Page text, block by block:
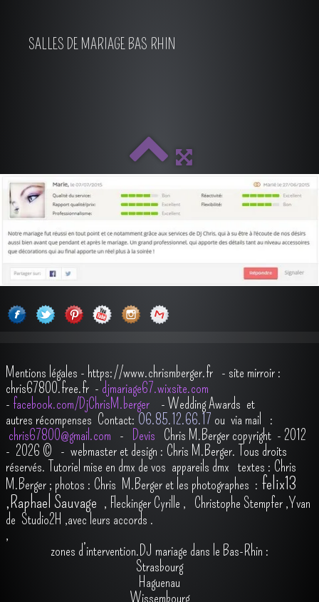
SALLES DE MARIAGE BAS RHIN
Mentions légales - https://www.chrismberger.fr - site mirroir :
chris67800.free.fr - djmariage67.wixsite.com
- facebook.com/DjChrisM.berger - Wedding Awards et
autres récompenses Contact: O6.85.12.66.17 ou via mail :
chris67800@gmail.com - Devis Chris M.Berger copyright - 2012
- 2026 © - webmaster et design : Chris M.Berger. Tous droits
réservés. Tutoriel mise en dmx de vos appareils dmx textes : Chris
M.Berger ; photos : Chris M.Berger et les photographes : felix13
,Raphael Sauvage , Fleckinger Cyrille , Christophe Stempfer ,Yvan
de Studio2H ,avec leurs accords .
,
zones d’intervention.DJ mariage dans le Bas-Rhin :
Strasbourg
Haguenau
Wissembourg